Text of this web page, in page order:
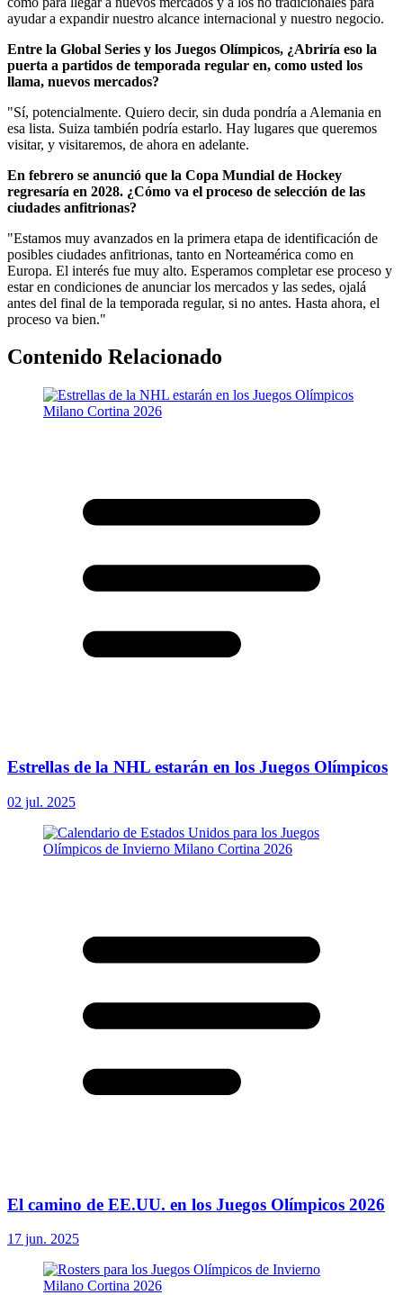
ayudar a expandir nuestro alcance internacional y nuestro negocio.
Entre la Global Series y los Juegos Olímpicos, ¿Abriría eso la
puerta a partidos de temporada regular en, como usted los
llama, nuevos mercados?
"Sí, potencialmente. Quiero decir, sin duda pondría a Alemania en
esa lista. Suiza también podría estarlo. Hay lugares que queremos
visitar, y visitaremos, de ahora en adelante.
En febrero se anunció que la Copa Mundial de Hockey
regresaría en 2028. ¿Cómo va el proceso de selección de las
ciudades anfitrionas?
"Estamos muy avanzados en la primera etapa de identificación de
posibles ciudades anfitrionas, tanto en Norteamérica como en
Europa. El interés fue muy alto. Esperamos completar ese proceso y
estar en condiciones de anunciar los mercados y las sedes, ojalá
antes del final de la temporada regular, si no antes. Hasta ahora, el
proceso va bien."
Contenido Relacionado
Estrellas de la NHL estarán en los Juegos Olímpicos
02 jul. 2025
El camino de EE.UU. en los Juegos Olímpicos 2026
17 jun. 2025